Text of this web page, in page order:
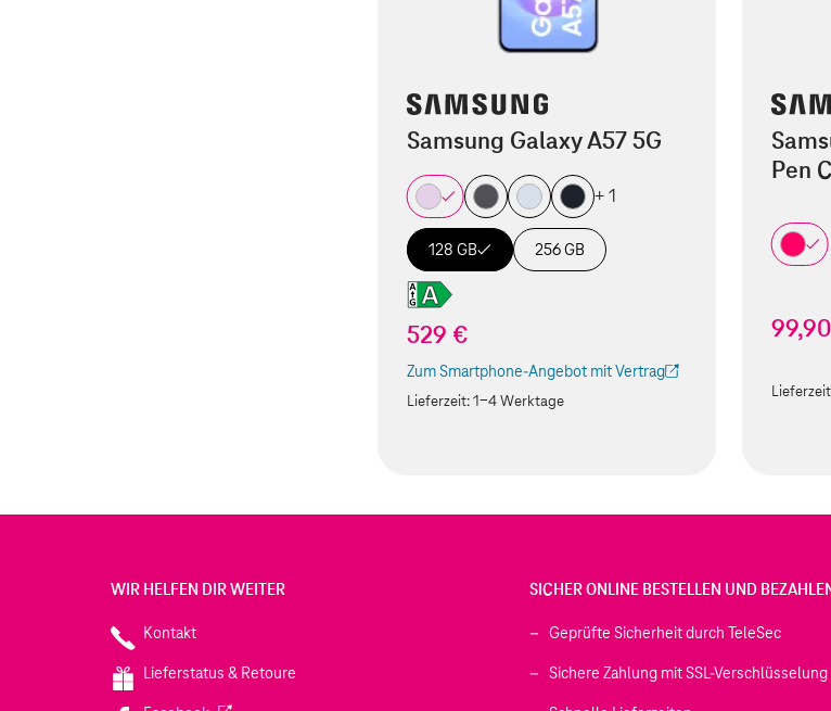
Samsung Galaxy A57 5G
+ 1
128 GB 256 GB
529 €
Zum Smartphone-Angebot mit Vertrag
(Der Link wird in einem neuen Tab geöffnet)
Lieferzeit:1-4 Werktage
Pen
WIR HELFEN DIR WEITER
Kontakt
Lieferstatus & Retoure
SICHER ONLINE BESTELLEN UND
Geprüfte Sicherheit durch TeleSec
Sichere Zahlung mit SSL-Verschlüsselung